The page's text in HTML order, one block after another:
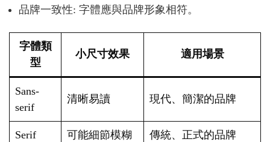
品牌一致性: 字體應與品牌形象相符。
字體類
型
小尺寸效果 適用場景
Sans-
serif
清晰易讀 現代、簡潔的品牌
Serif 可能細節模糊 傳統、正式的品牌